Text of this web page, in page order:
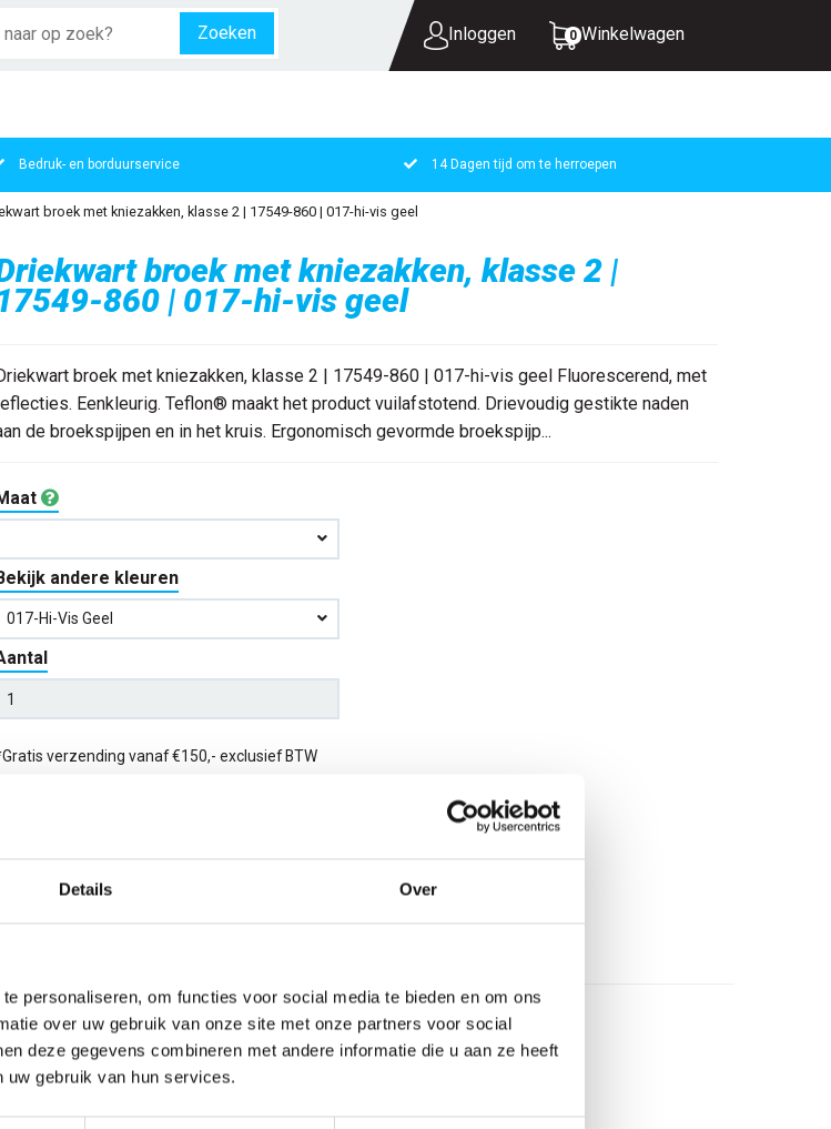
Details Over
personaliseren, om functies voor social media te bieden en om ons
over uw gebruik van onze site met onze partners voor social
deze gegevens combineren met andere informatie die u aan ze heeft
gebruik van hun services.
Zoeken Inloggen 0 Winkelwagen
UW WINKELWAGEN IS LEEG.
Bedruk- en borduurservice 14 Dagen tijd om te herroepen
broek met kniezakken, klasse 2 | 17549-860 | 017-hi-vis geel
broek met kniezakken, klasse 2 |
860 | 017-hi-vis geel
broek met kniezakken, klasse 2 | 17549-860 | 017-hi-vis geel Fluorescerend, met
Eenkleurig. Teflon® maakt het product vuilafstotend. Drievoudig gestikte naden
de broekspijpen en in het kruis. Ergonomisch gevormde broekspijp...
andere kleuren
017-Hi-Vis Geel
verzending vanaf €150,- exclusief BTW
€ 91,95excl BTW
€ 111,26incl BTW
Verwachte bezorgdag:
-